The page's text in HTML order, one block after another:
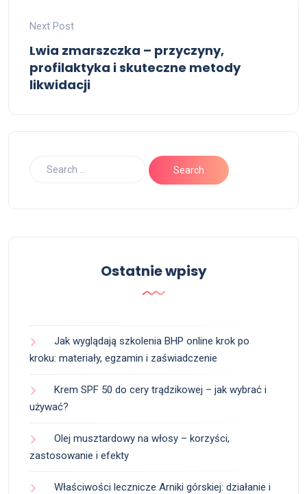
Next Post
Lwia zmarszczka – przyczyny,
profilaktyka i skuteczne metody
likwidacji
Ostatnie wpisy
Jak wyglądają szkolenia BHP online krok po
kroku: materiały, egzamin i zaświadczenie
Krem SPF 50 do cery trądzikowej – jak wybrać i
używać?
Olej musztardowy na włosy – korzyści,
zastosowanie i efekty
Właściwości lecznicze Arniki górskiej: działanie i